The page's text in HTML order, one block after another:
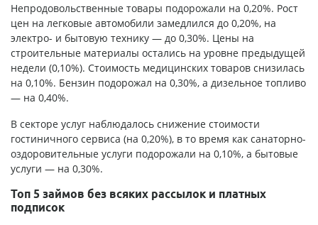
Непродовольственные товары подорожали на 0,20%. Рост
цен на легковые автомобили замедлился до 0,20%, на
электро- и бытовую технику — до 0,30%. Цены на
строительные материалы остались на уровне предыдущей
недели (0,10%). Стоимость медицинских товаров снизилась
на 0,10%. Бензин подорожал на 0,30%, а дизельное топливо
— на 0,40%.
В секторе услуг наблюдалось снижение стоимости
гостиничного сервиса (на 0,20%), в то время как санаторно-
оздоровительные услуги подорожали на 0,10%, а бытовые
услуги — на 0,30%.
Топ 5 займов без всяких рассылок и платных
подписок